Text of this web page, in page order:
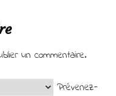
un commentaire.
Prévenez-